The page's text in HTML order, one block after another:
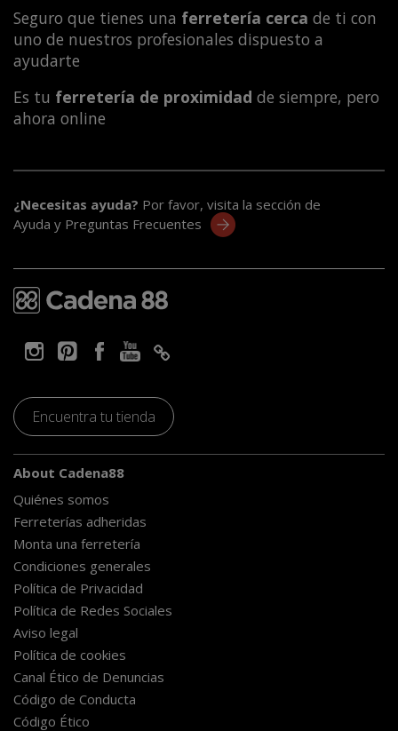
Seguro que tienes una ferretería cerca de ti con
uno de nuestros profesionales dispuesto a
ayudarte
Es tu ferretería de proximidad de siempre, pero
ahora online
¿Necesitas ayuda? Por favor, visita la sección de
Ayuda y Preguntas Frecuentes
Encuentra tu tienda
About Cadena88
Quiénes somos
Ferreterías adheridas
Monta una ferretería
Condiciones generales
Política de Privacidad
Política de Redes Sociales
Aviso legal
Política de cookies
Canal Ético de Denuncias
Código de Conducta
Código Ético